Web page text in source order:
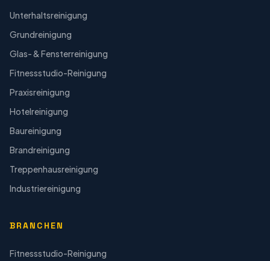
Unterhaltsreinigung
Grundreinigung
Glas- & Fensterreinigung
Fitnessstudio-Reinigung
Praxisreinigung
Hotelreinigung
Baureinigung
Brandreinigung
Treppenhausreinigung
Industriereinigung
BRANCHEN
Fitnessstudio-Reinigung